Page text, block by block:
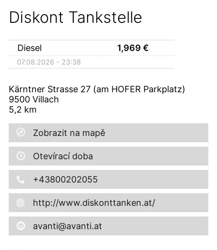
Diskont Tankstelle
Diesel 1,969 €
07.08.2026 - 23:38
Kärntner Strasse 27 (am HOFER Parkplatz)
9500 Villach
5,2 km
Zobrazit na mapě
Otevírací doba
+43800202055
http://www.diskonttanken.at/
avanti@avanti.at